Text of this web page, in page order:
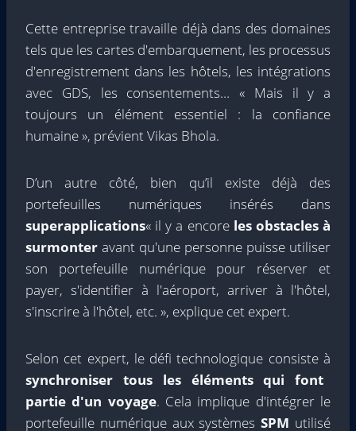
Cette entreprise travaille déjà dans des domaines
tels que les cartes d'embarquement, les processus
d'enregistrement dans les hôtels, les intégrations
avec GDS, les consentements… « Mais il y a
toujours un élément essentiel : la confiance
humaine », prévient Vikas Bhola.
D’un autre côté, bien qu’il existe déjà des
portefeuilles numériques insérés dans
superapplications« il y a encore les obstacles à
surmonter avant qu'une personne puisse utiliser
son portefeuille numérique pour réserver et
payer, s'identifier à l'aéroport, arriver à l'hôtel,
s'inscrire à l'hôtel, etc. », explique cet expert.
Selon cet expert, le défi technologique consiste à
synchroniser tous les éléments qui font
partie d'un voyage. Cela implique d'intégrer le
portefeuille numérique aux systèmesSPM utilisé